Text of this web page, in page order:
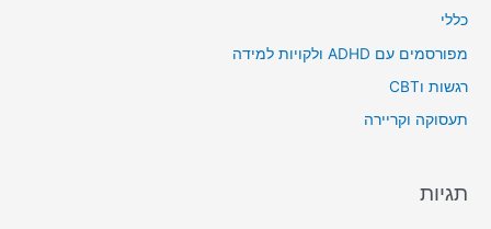
כללי
מפורסמים עם ADHD ולקויות למידה
רגשות וCBT
תעסוקה וקריירה
תגיות